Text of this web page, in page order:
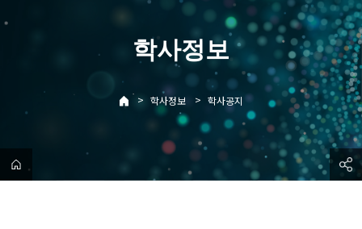
학사정보
> 학사정보 > 학사공지